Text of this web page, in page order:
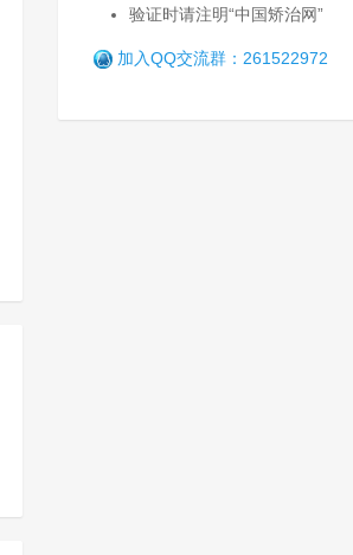
验证时请注明“中国矫治网”
加入QQ交流群：261522972